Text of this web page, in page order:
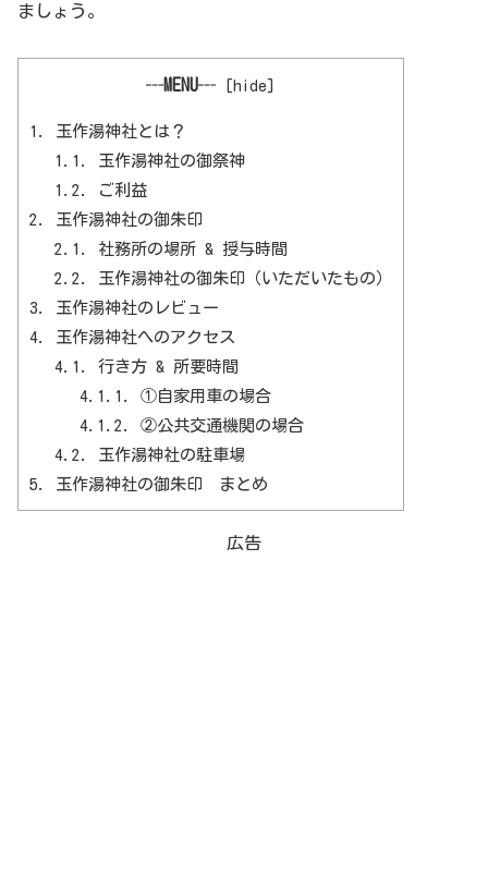
ましょう。
┄MENU┄ [hide]
1.
玉作湯神社とは？
1.1.
玉作湯神社の御祭神
1.2.
ご利益
2.
玉作湯神社の御朱印
2.1.
社務所の場所 & 授与時間
2.2.
玉作湯神社の御朱印（いただいたもの）
3.
玉作湯神社のレビュー
4.
玉作湯神社へのアクセス
4.1.
行き方 & 所要時間
4.1.1.
①自家用車の場合
4.1.2.
②公共交通機関の場合
4.2.
玉作湯神社の駐車場
5.
玉作湯神社の御朱印 まとめ
広告